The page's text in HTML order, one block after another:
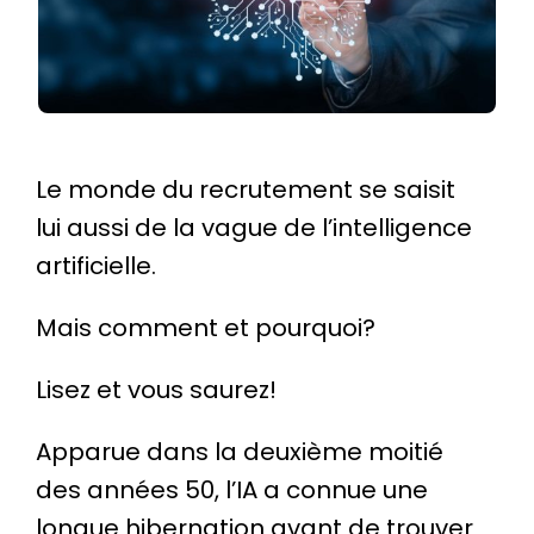
Le monde du recrutement se saisit
lui aussi de la vague de l’intelligence
artificielle.
Mais comment et pourquoi?
Lisez et vous saurez!
Apparue dans la deuxième moitié
des années 50, l’IA a connue une